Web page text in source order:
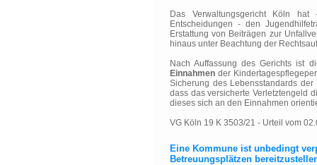
Das Verwaltungsgericht Köln
Entscheidungen - den
Erstattung von Beiträgen zur
hinaus unter Beachtung der
Nach Auffassung des Gerichts ist
Einnahmen der
Sicherung des Lebensstandards
dass das versicherte Verletztengeld
dieses sich an den Einnahmen
VG Köln 19 K 3503/21 - Urteil vom
Eine Kommune ist unbedingt
Betreuungsplätzen